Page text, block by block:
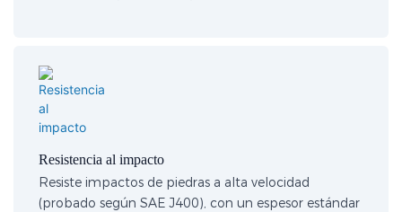
Resistencia al impacto
Resiste impactos de piedras a alta velocidad
(probado según SAE J400), con un espesor estándar